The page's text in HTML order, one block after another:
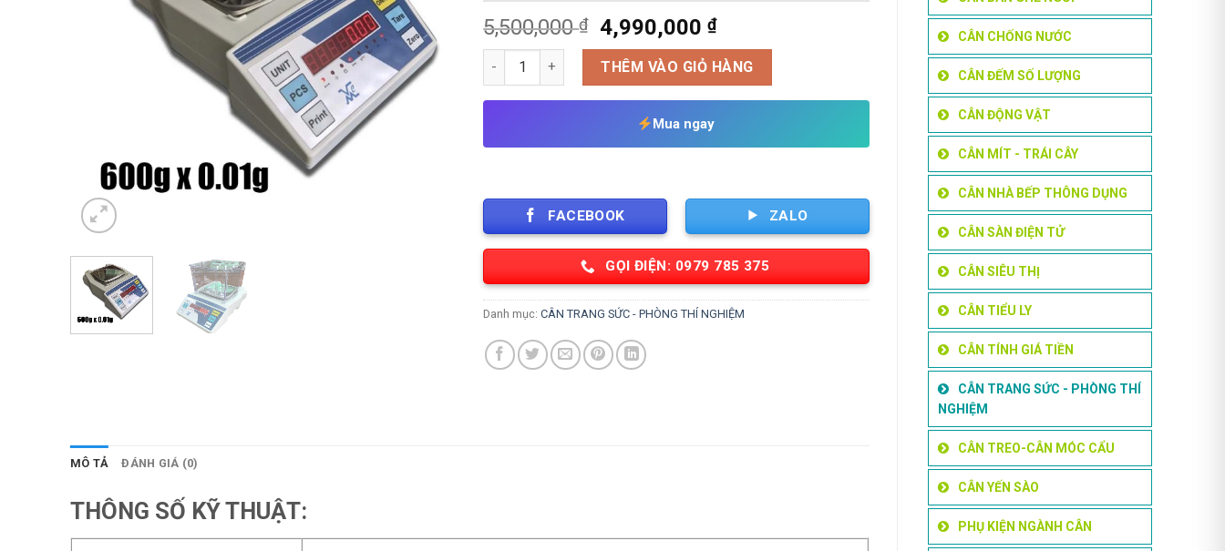
CÂN CHỐNG NƯỚC
CÂN ĐẾM SỐ LƯỢNG
CÂN ĐỘNG VẬT
CÂN MÍT - TRÁI CÂY
CÂN NHÀ BẾP THÔNG DỤNG
CÂN SÀN ĐIỆN TỬ
CÂN SIÊU THỊ
CÂN TIỂU LY
CÂN TÍNH GIÁ TIỀN
CÂN TRANG SỨC - PHÒNG THÍ
NGHIỆM
CÂN TREO-CÂN MÓC CẨU
CÂN YẾN SÀO
PHỤ KIỆN NGÀNH CÂN
5,500,000₫
Giá
gốc
là:
5,500,000 ₫.
4,990,000₫Giá
hiện
tại
là:
Cân Điện Tử Cân Vàng Tiểu Ly Mini 620g/ 0.01g VMC FHB/Bảo Hành 24 Tháng số lượng
THÊM VÀO GIỎ HÀNG
Mua ngay
FACEBOOK ZALO
GỌI ĐIỆN: 0979 785 375
Danh mục:CÂN TRANG SỨC - PHÒNG THÍ NGHIỆM
MÔ TẢ ĐÁNH GIÁ (0)
THÔNG SỐ KỸ THUẬT: